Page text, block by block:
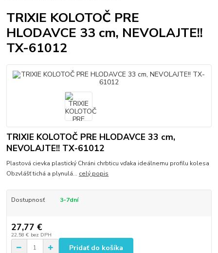
TRIXIE KOLOTOČ PRE
HLODAVCE 33 cm, NEVOLAJTE!!
TX-61012
TRIXIE KOLOTOČ PRE HLODAVCE 33 cm,
NEVOLAJTE!! TX-61012
Plastová cievka plastický Chráni chrbticu vďaka ideálnemu profilu kolesa
Obzvlášť tichá a plynulá... celý popis
Dostupnosť 3-7dní
27,77 €
22,58 € bez DPH
Pridať do košíka